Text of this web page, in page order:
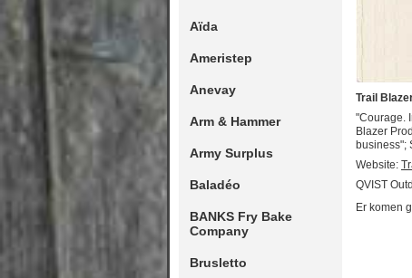
Aïda
Ameristep
Anevay
Arm & Hammer
Army Surplus
Baladéo
BANKS Fry Bake
Company
Brusletto
Trail
"Courage.
Blazer
business";
Website:
QVIST
Er komen